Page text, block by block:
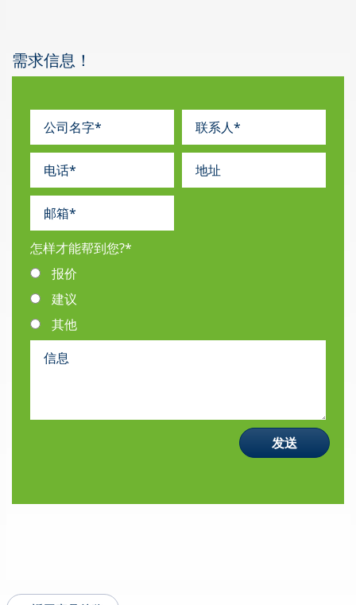
需求信息！
怎样才能帮到您?*
报价
建议
其他